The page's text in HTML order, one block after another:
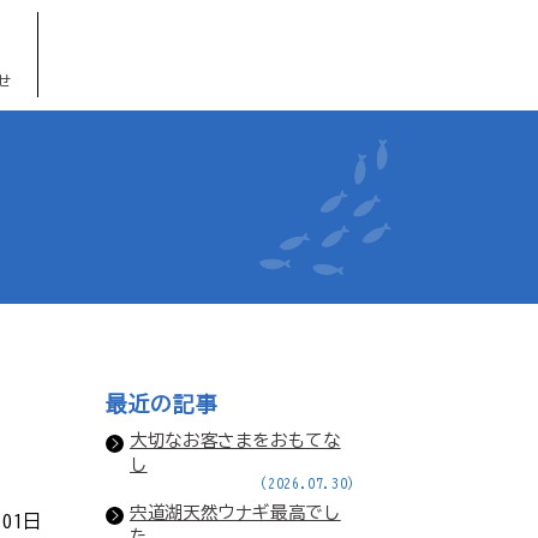
日
最近の記事
大切なお客さまをおもてな
し
(2026.07.30)
宍道湖天然ウナギ最高でし